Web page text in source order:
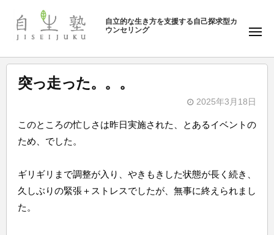
ン
自
塾
自立的な生き方を支援する自己探求型カ
ウンセリング
メ
ュ
ー
突っ走った。。。
2025年3月18日
y
自
塾
このところの忙しさは昨日実施された、とあるイベントの
ため、でした。
ギリギリまで調整が入り、やきもきした状態が長く続き、
久しぶりの緊張＋ストレスでしたが、無事に終えられまし
た。